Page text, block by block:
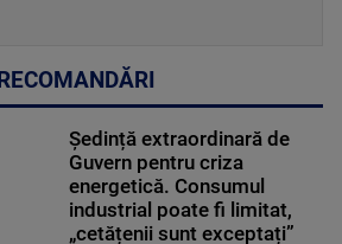
RECOMANDĂRI
Ședință extraordinară de
Guvern pentru criza
energetică. Consumul
industrial poate fi limitat,
„cetățenii sunt exceptați”